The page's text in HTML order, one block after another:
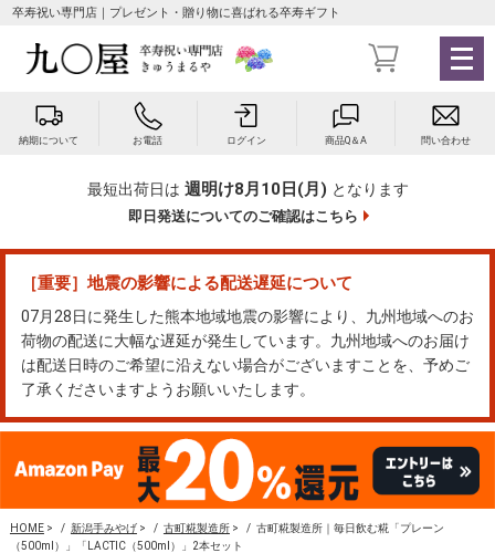
メ
ニ
ー
を
卒寿祝い専門店｜プレゼント・贈り物に喜ばれる卒寿ギフト
納期について お電話 ログイン 商品Q＆A 問い合わせ
最短出荷日は 週明け8月10日(月) となります
即日発送についてのご確認はこちら
［重要］地震の影響による配送遅延について
07月28日に発生した熊本地域地震の影響により、九州地域へのお
荷物の配送に大幅な遅延が発生しています。九州地域へのお届け
は配送日時のご希望に沿えない場合がございますことを、予めご
了承くださいますようお願いいたします。
HOME> 新潟手みやげ> 古町糀製造所>
古町糀製造所｜毎日飲む糀「プレーン
（500ml）」「LACTIC（500ml）」2本セット